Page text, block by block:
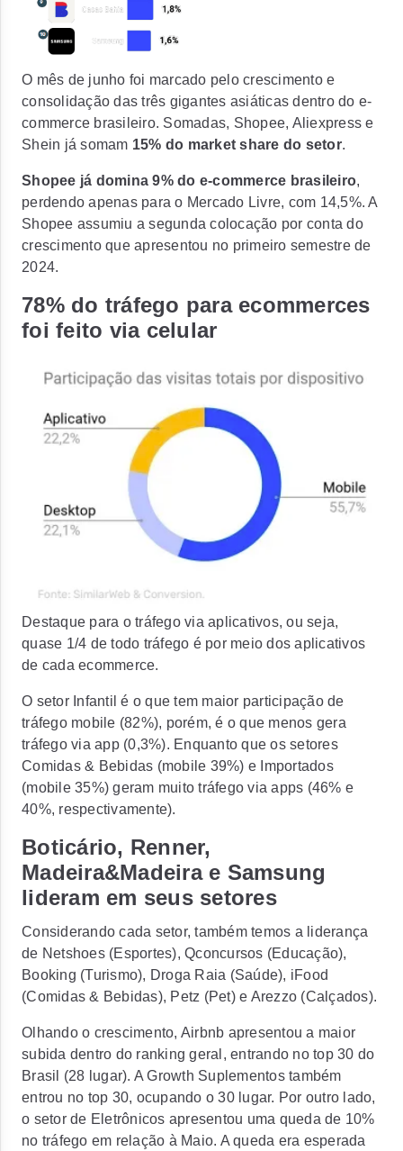
O mês de junho foi marcado pelo crescimento e
consolidação das três gigantes asiáticas dentro do e-
commerce brasileiro. Somadas, Shopee, Aliexpress e
Shein já somam 15% do market share do setor.
Shopee já domina 9% do e-commerce brasileiro,
perdendo apenas para o Mercado Livre, com 14,5%. A
Shopee assumiu a segunda colocação por conta do
crescimento que apresentou no primeiro semestre de
2024.
78% do tráfego para ecommerces
foi feito via celular
Destaque para o tráfego via aplicativos, ou seja,
quase 1/4 de todo tráfego é por meio dos aplicativos
de cada ecommerce.
O setor Infantil é o que tem maior participação de
tráfego mobile (82%), porém, é o que menos gera
tráfego via app (0,3%). Enquanto que os setores
Comidas & Bebidas (mobile 39%) e Importados
(mobile 35%) geram muito tráfego via apps (46% e
40%, respectivamente).
Boticário, Renner,
Madeira&Madeira e Samsung
lideram em seus setores
Considerando cada setor, também temos a liderança
de Netshoes (Esportes), Qconcursos (Educação),
Booking (Turismo), Droga Raia (Saúde), iFood
(Comidas & Bebidas), Petz (Pet) e Arezzo (Calçados).
Olhando o crescimento, Airbnb apresentou a maior
subida dentro do ranking geral, entrando no top 30 do
Brasil (28 lugar). A Growth Suplementos também
entrou no top 30, ocupando o 30 lugar. Por outro lado,
o setor de Eletrônicos apresentou uma queda de 10%
no tráfego em relação à Maio. A queda era esperada